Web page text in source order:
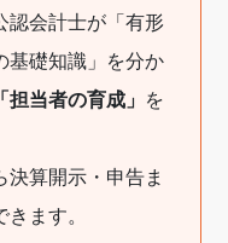
認会計士が「有形
基礎知識」を分か
担当者の育成」 を
決算開示・申告ま
きます。